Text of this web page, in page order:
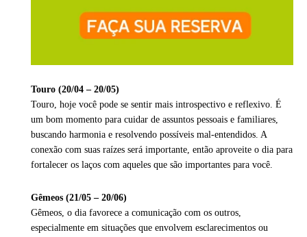
Touro (20/04 – 20/05)
Touro, hoje você pode se sentir mais introspectivo e reflexivo. É
um bom momento para cuidar de assuntos pessoais e familiares,
buscando harmonia e resolvendo possíveis mal-entendidos. A
conexão com suas raízes será importante, então aproveite o dia para
fortalecer os laços com aqueles que são importantes para você.
Gêmeos (21/05 – 20/06)
Gêmeos, o dia favorece a comunicação com os outros,
especialmente em situações que envolvem esclarecimentos ou